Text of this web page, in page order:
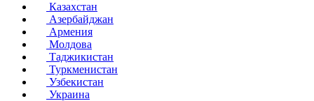
Казахстан
Азербайджан
Армения
Молдова
Таджикистан
Туркменистан
Узбекистан
Украина